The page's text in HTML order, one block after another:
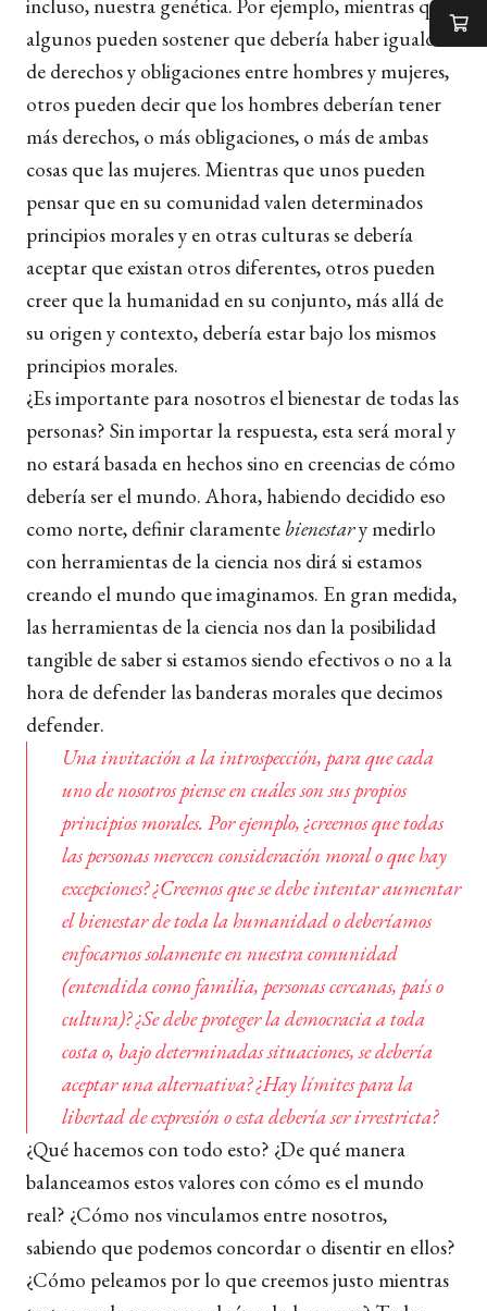
incluso, nuestra genética. Por ejemplo, mientras que
algunos pueden sostener que debería haber igualdad
de derechos y obligaciones entre hombres y mujeres,
otros pueden decir que los hombres deberían tener
más derechos, o más obligaciones, o más de ambas
cosas que las mujeres. Mientras que unos pueden
pensar que en su comunidad valen determinados
principios morales y en otras culturas se debería
aceptar que existan otros diferentes, otros pueden
creer que la humanidad en su conjunto, más allá de
su origen y contexto, debería estar bajo los mismos
principios morales.
¿Es importante para nosotros el bienestar de todas las
personas? Sin importar la respuesta, esta será moral y
no estará basada en hechos sino en creencias de cómo
debería ser el mundo. Ahora, habiendo decidido eso
como norte, definir claramente bienestary medirlo
con herramientas de la ciencia nos dirá si estamos
creando el mundo que imaginamos. En gran medida,
las herramientas de la ciencia nos dan la posibilidad
tangible de saber si estamos siendo efectivos o no a la
hora de defender las banderas morales que decimos
defender.
Una invitación a la introspección, para que cada
uno de nosotros piense en cuáles son sus propios
principios morales. Por ejemplo, ¿creemos que todas
las personas merecen consideración moral o que hay
excepciones? ¿Creemos que se debe intentar aumentar
el bienestar de toda la humanidad o deberíamos
enfocarnos solamente en nuestra comunidad
(entendida como familia, personas cercanas, país o
cultura)? ¿Se debe proteger la democracia a toda
costa o, bajo determinadas situaciones, se debería
aceptar una alternativa? ¿Hay límites para la
libertad de expresión o esta debería ser irrestricta?
¿Qué hacemos con todo esto? ¿De qué manera
balanceamos estos valores con cómo es el mundo
real? ¿Cómo nos vinculamos entre nosotros,
sabiendo que podemos concordar o disentir en ellos?
¿Cómo peleamos por lo que creemos justo mientras